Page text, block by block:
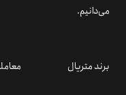
می‌دانیم.
برند متریال